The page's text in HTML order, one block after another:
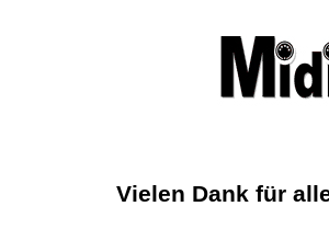
Vielen Dank für